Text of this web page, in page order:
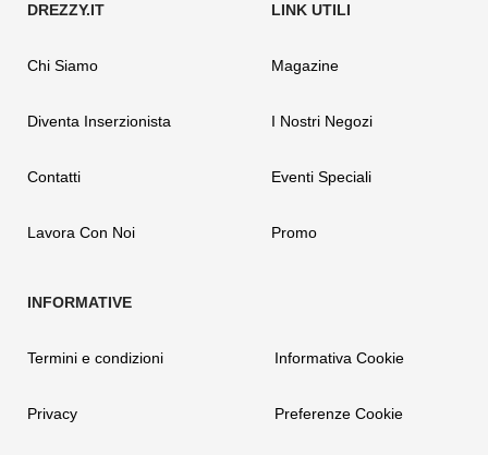
Chi Siamo
Diventa Inserzionista
Contatti
Lavora Con Noi
Magazine
I Nostri Negozi
Eventi Speciali
Promo
Termini e condizioni
Privacy
Informativa Cookie
Preferenze Cookie